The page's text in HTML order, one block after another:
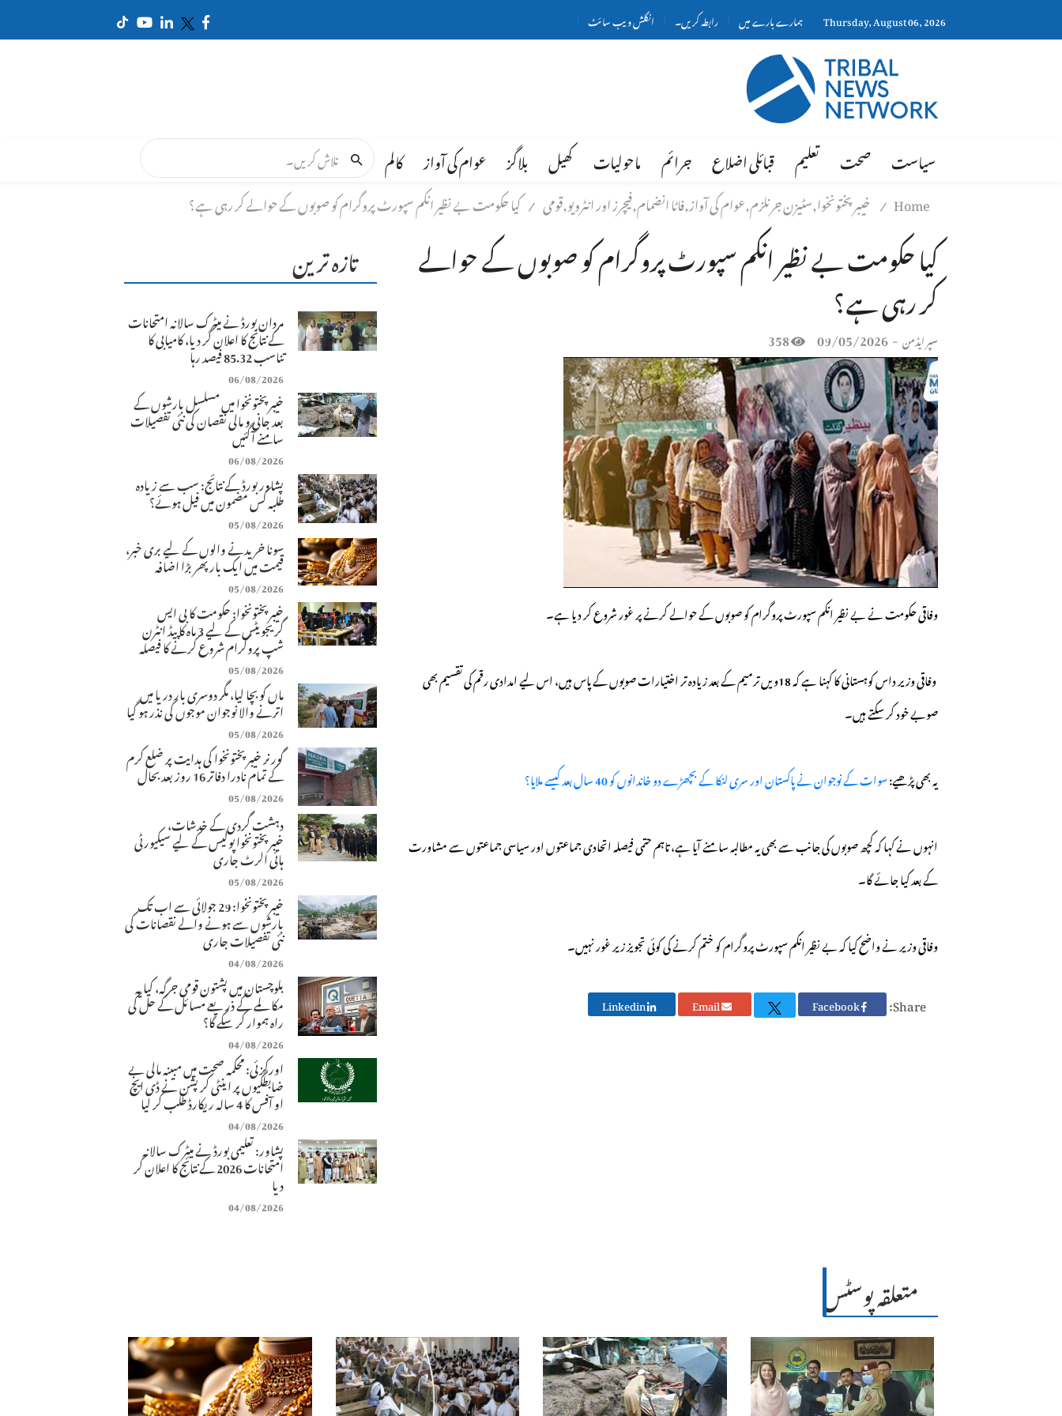
Thursday, August 06, 2026 ہمارے بارے میں رابطہ کریں۔ انگلش ویب سائٹ
سیاست صحت تعلیم قبائلی اضلاع جرائم ماحولیات کھیل بلاگز عوام کی آواز کالم
کیا حکومت بے نظیر انکم سپورٹ پروگرام کو صوبوں کے حوالے کر رہی ہے؟ Home
/ خیبر پختونخوا,سٹیزن جرنلزم,عوام کی آواز,فاٹا انضمام,فیچرز اور انٹرویو,قومی /
کیا حکومت بے نظیر انکم سپورٹ پروگرام کو صوبوں کے حوالے
کر رہی ہے؟
سپر ایڈمن -
09/05/2026
وفاقی حکومت نے بے نظیر انکم سپورٹ پروگرام کو صوبوں کے حوالے کرنے پر غور شروع کر دیا ہے۔
وفاقی وزیر داس کوہستانی کا کہنا ہے کہ 18ویں ترمیم کے بعد زیادہ تر اختیارات صوبوں کے پاس ہیں، اس لیے امدادی رقم کی تقسیم بھی
صوبے خود کر سکتے ہیں۔
یہ بھی پڑھیے:سوات کے نوجوان نے پاکستان اور سری لنکا کے بچھڑے دو خاندانوں کو 40 سال بعد کیسے ملایا؟
انہوں نے کہا کہ کچھ صوبوں کی جانب سے بھی یہ مطالبہ سامنے آیا ہے، تاہم حتمی فیصلہ اتحادی جماعتوں اور سیاسی جماعتوں سے مشاورت
کے بعد کیا جائے گا۔
وفاقی وزیر نے واضح کیا کہ بے نظیر انکم سپورٹ پروگرام کو ختم کرنے کی کوئی تجویز زیر غور نہیں۔
Share:
Email
Linkedin
تازہ ترین
مردان بورڈ نے میٹرک سالانہ امتحانات
کے نتائج کا اعلان کر دیا، کامیابی کا
تناسب 85.32 فیصد رہا
06/08/2026
خیبرپختونخوا میں مسلسل بارشوں کے
بعد جانی و مالی نقصان کی نئی تفصیلات
سامنے آگئیں
06/08/2026
پشاور بورڈ کے نتائج: سب سے زیادہ
طلبہ کس مضمون میں فیل ہوئے؟
05/08/2026
سونا خریدنے والوں کے لیے بری خبر،
قیمت میں ایک بار پھر بڑا اضافہ
05/08/2026
خیبرپختونخوا: حکومت کا بی ایس
گریجویٹس کے لیے 3 ماہ کا پیڈ انٹرن
شپ پروگرام شروع کرنے کا فیصلہ
05/08/2026
ماں کو بچا لیا، مگر دوسری بار دریا میں
اترنے والا نوجوان موجوں کی نذر ہو گیا
05/08/2026
گورنر خیبرپختونخوا کی ہدایت پر ضلع کرم
کے تمام نادرا دفاتر 16 روز بعد بحال
05/08/2026
دہشت گردی کے خدشات،
خیبرپختونخوا پولیس کے لیے سیکیورٹی
ہائی الرٹ جاری
05/08/2026
خیبرپختونخوا: 29 جولائی سے اب تک
بارشوں سے ہونے والے نقصانات کی
نئی تفصیلات جاری
04/08/2026
بلوچستان میں پشتون قومی جرگہ، کیا یہ
مکالمے کے ذریعے مسائل کے حل کی
راہ ہموار کر سکے گا؟
04/08/2026
اورکزئی: محکمہ صحت میں مبینہ مالی بے
ضابطگیوں پر اینٹی کرپشن نے ڈی ایچ
او آفس کا 4 سالہ ریکارڈ طلب کر لیا
04/08/2026
پشاور: تعلیمی بورڈ نے میٹرک سالانہ
امتحانات 2026 کے نتائج کا اعلان کر
دیا
04/08/2026
متعلقہ پوسٹس